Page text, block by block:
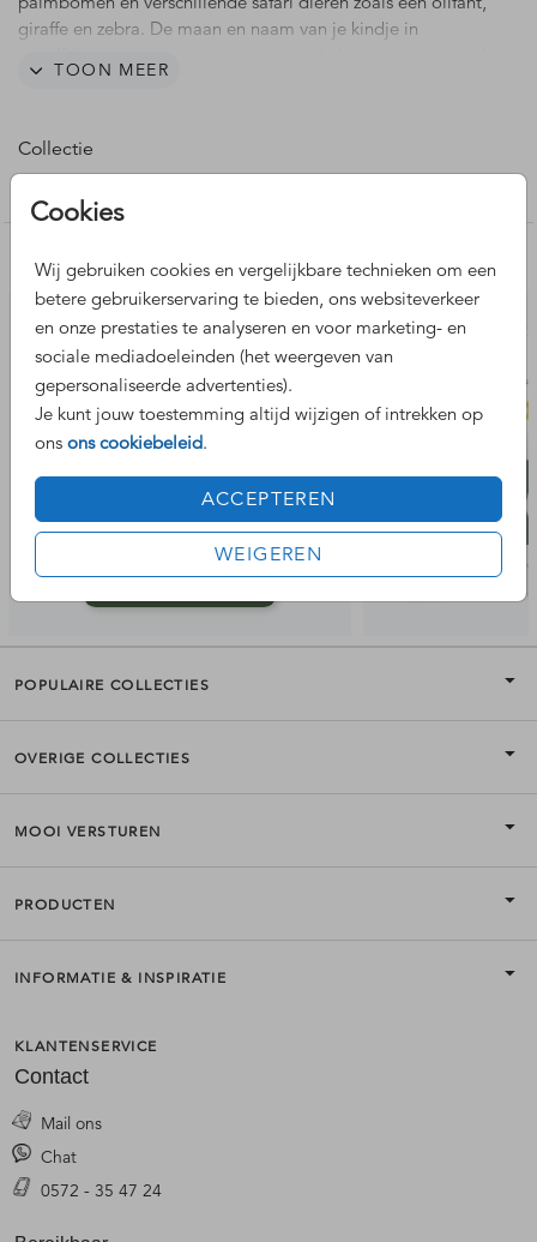
Cookies
Wij gebruiken cookies en vergelijkbare technieken om een
betere gebruikerservaring te bieden, ons websiteverkeer
en onze prestaties te analyseren en voor marketing- en
sociale mediadoeleinden (het weergeven van
gepersonaliseerde advertenties).
Je kunt jouw toestemming altijd wijzigen of intrekken op
ons ons cookiebeleid.
ACCEPTEREN
WEIGEREN
giraffe en zebra. De maan en naam van je kindje in
chat gerust, we helpen je graag!
TOON MEER
Collectie
Nog meer leuke ontwerpen
POPULAIRE COLLECTIES
OVERIGE COLLECTIES
MOOI VERSTUREN
PRODUCTEN
INFORMATIE & INSPIRATIE
KLANTENSERVICE
Contact
Mail ons
Chat
0572 - 35 47 24